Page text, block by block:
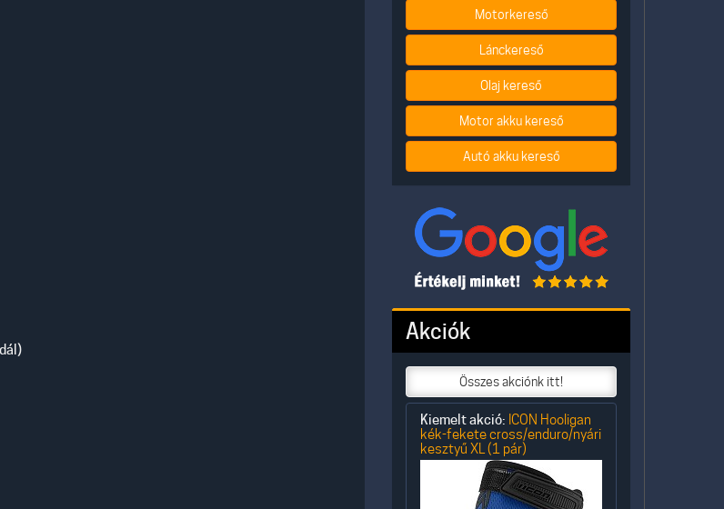
Motorkereső
Lánckereső
Olaj kereső
Motor akku kereső
Autó akku kereső
Akciók
Összes akciónk itt!
Kiemelt akció: ICON Hooligan
kék-fekete cross/enduro/nyári
kesztyű XL (1 pár)